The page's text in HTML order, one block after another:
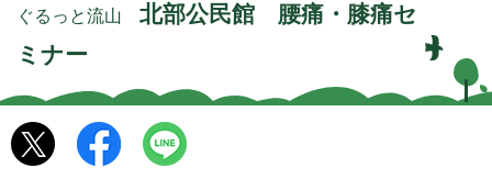
ぐるっと流山 北部公民館 腰痛・膝痛セ
ミナー